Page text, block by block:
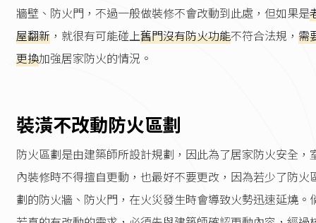
牆壁、防火門，不過一般做裝修不會改動到此處，但如果是
屋翻新 ，就很有可能碰上舊門沒有防火功能不符合法規， 需
更換加強居家防火的情況。
裝潢不改動防火區劃
防火區劃是由建築師所設計規劃，因此為了居家防火安全，
內裝修時不得擅自更動，也最好不要更改，因為若少了防火
劃的防火牆、防火門，在火災發生時會導致火勢迅速延燒。